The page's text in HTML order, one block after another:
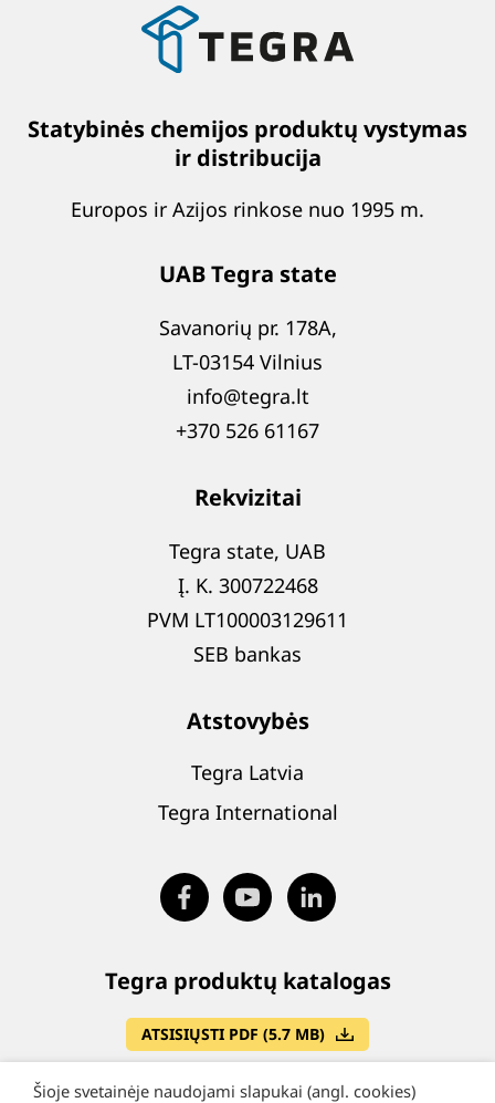
Statybinės chemijos produktų vystymas
ir distribucija
Europos ir Azijos rinkose nuo 1995 m.
UAB Tegra state
Savanorių pr. 178A,
LT-03154 Vilnius
info@tegra.lt
+370 526 61167
Rekvizitai
Tegra state, UAB
Į. K. 300722468
PVM LT100003129611
SEB bankas
Atstovybės
Tegra Latvia
Tegra International
Tegra produktų katalogas
ATSISIŲSTI PDF (5.7 MB)
Šioje svetainėje naudojami slapukai (angl. cookies)